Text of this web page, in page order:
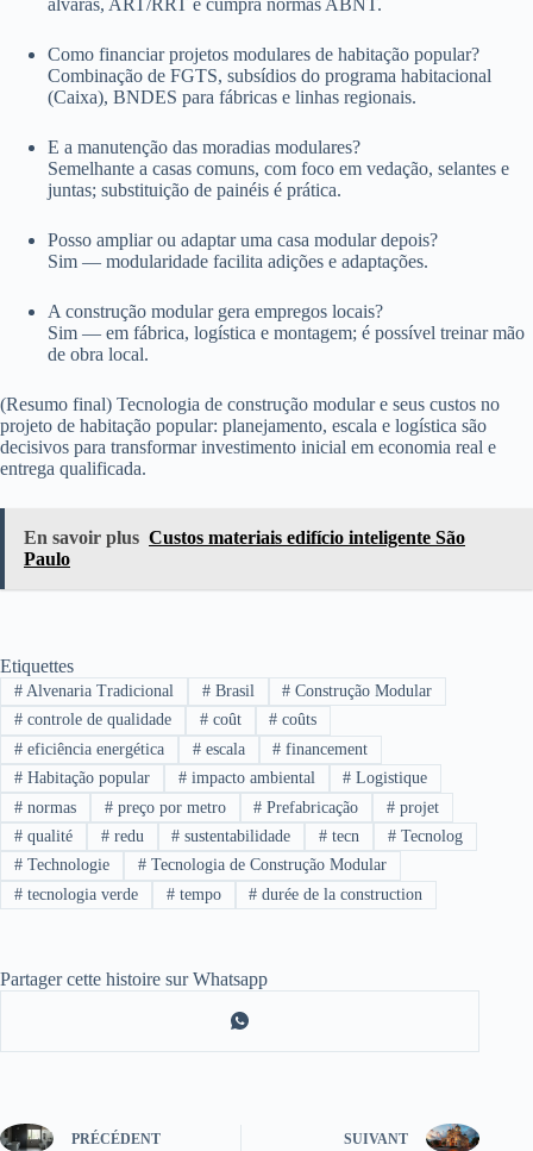
Como financiar projetos modulares de habitação popular?
Combinação de FGTS, subsídios do programa habitacional
(Caixa), BNDES para fábricas e linhas regionais.
E a manutenção das moradias modulares?
Semelhante a casas comuns, com foco em vedação, selantes e
juntas; substituição de painéis é prática.
Posso ampliar ou adaptar uma casa modular depois?
Sim — modularidade facilita adições e adaptações.
A construção modular gera empregos locais?
Sim — em fábrica, logística e montagem; é possível treinar mão
de obra local.
(Resumo final) Tecnologia de construção modular e seus custos no
projeto de habitação popular: planejamento, escala e logística são
decisivos para transformar investimento inicial em economia real e
entrega qualificada.
En savoir plus Custos materiais edifício inteligente São
Paulo
Etiquettes
#Alvenaria Tradicional #Brasil # Construção Modular
#controle de qualidade #coût # coûts
#eficiência energética #escala # financement
#Habitação popular #impacto ambiental # Logistique
#normas #preço por metro # Prefabricação # projet
#qualité #redu # sustentabilidade # tecn # Tecnolog
#Technologie #Tecnologia de Construção Modular
#tecnologia verde #tempo # durée de la construction
Partager cette histoire sur Whatsapp
PRÉCÉDENT SUIVANT